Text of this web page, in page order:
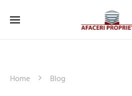
Home Blog